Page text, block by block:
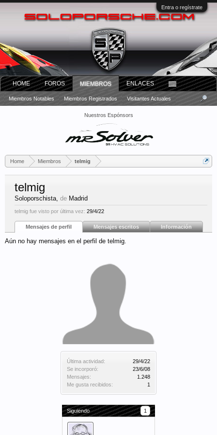
Entra o regístrate
Nuestros Espónsors
Home Miembros telmig
Última actividad:
29/4/22
Se incorporó:
23/6/08
Mensajes:
1.248
Me gusta recibidos:
1
Siguiendo 1
telmig
Soloporschista, de Madrid
telmig fue visto por última vez: 29/4/22
Mensajes de perfil Mensajes escritos Información
Aún no hay mensajes en el perfil de telmig.
HOME FOROS MIEMBROS
Miembros Notables Miembros Registrados Visitantes Actuales
ENLACES